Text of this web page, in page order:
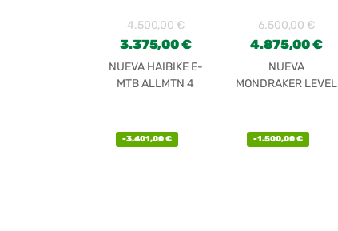
4.500,00€
3.375,00€
NUEVA HAIBIKE E-
MTB ALLMTN 4
6.500,00€
4.875,00€
NUEVA
MONDRAKER LEVEL
-3.401,00€ -1.500,00€